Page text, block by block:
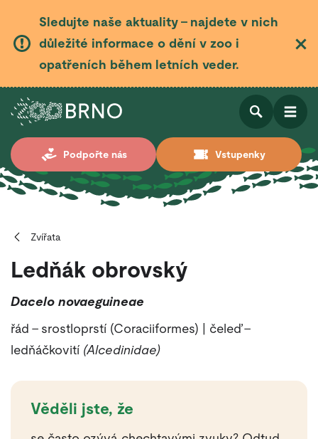
Sledujte naše aktuality – najdete v nich
důležité informace o dění v zoo i
opatřeních během letních veder.
Podpořte nás Vstupenky
Otevřít
Otevřít
Zvířata
Ledňák obrovský
Dacelo novaeguineae
řád – srostloprstí (Coraciiformes) | čeleď –
ledňáčkovití (Alcedinidae)
Věděli jste, že